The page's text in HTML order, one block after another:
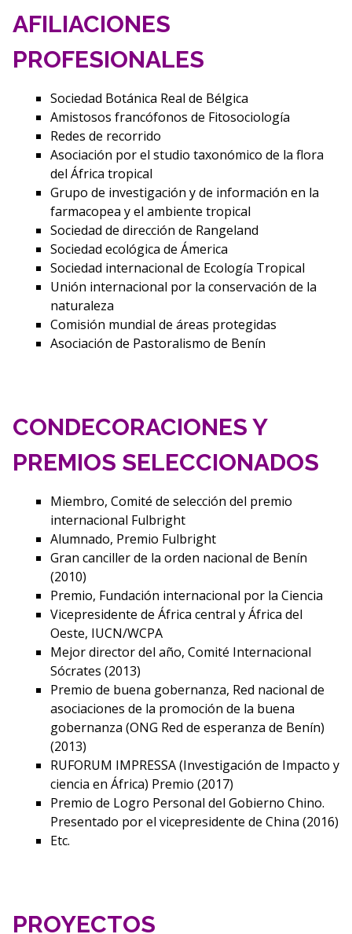
AFILIACIONES
PROFESIONALES
Sociedad Botánica Real de Bélgica
Amistosos francófonos de Fitosociología
Redes de recorrido
Asociación por el studio taxonómico de la flora
del África tropical
Grupo de investigación y de información en la
farmacopea y el ambiente tropical
Sociedad de dirección de Rangeland
Sociedad ecológica de Ámerica
Sociedad internacional de Ecología Tropical
Unión internacional por la conservación de la
naturaleza
Comisión mundial de áreas protegidas
Asociación de Pastoralismo de Benín
CONDECORACIONES Y
PREMIOS SELECCIONADOS
Miembro, Comité de selección del premio
internacional Fulbright
Alumnado, Premio Fulbright
Gran canciller de la orden nacional de Benín
(2010)
Premio, Fundación internacional por la Ciencia
Vicepresidente de África central y África del
Oeste, IUCN/WCPA
Mejor director del año, Comité Internacional
Sócrates (2013)
Premio de buena gobernanza, Red nacional de
asociaciones de la promoción de la buena
gobernanza (ONG Red de esperanza de Benín)
(2013)
RUFORUM IMPRESSA (Investigación de Impacto y
ciencia en África) Premio (2017)
Premio de Logro Personal del Gobierno Chino.
Presentado por el vicepresidente de China (2016)
Etc.
PROYECTOS